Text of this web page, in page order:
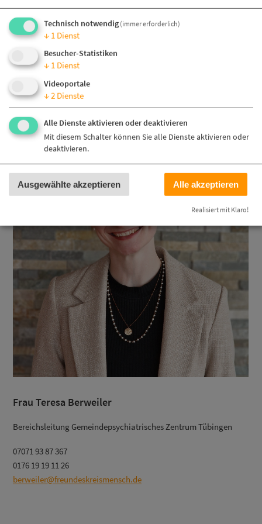
Kontakt
Aus eigener Produktion
Knetspiele, Knetmasse und Holzprodukte im Webshop
Wechseln Sie zur:
Leichte Sprache
Download
Flyer_GPZ_Folder_01_2025_final_DS.pdf
Frau Teresa Berweiler
Bereichsleitung Gemeindepsychiatrisches Zentrum Tübingen
07071 93 87 367
0176 19 19 11 26
berweiler@freundeskreismensch.de
Technisch notwendig (immer erforderlich)
↓ 1 Dienst
Besucher-Statistiken
↓ 1 Dienst
Videoportale
↓2 Dienste
Alle Dienste aktivieren oder deaktivieren
Mit diesem Schalter können Sie alle Dienste aktivieren oder
deaktivieren.
Ausgewählte akzeptieren Alle akzeptieren
Realisiert mit Klaro!